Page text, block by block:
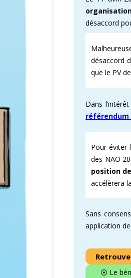
désaccord
désaccord
que le PV
Dans
référendum
Pour éviter
des NAO
position
accélèrera
Sans
application
⦿ Le